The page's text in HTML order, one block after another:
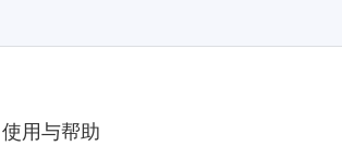
使用与帮助